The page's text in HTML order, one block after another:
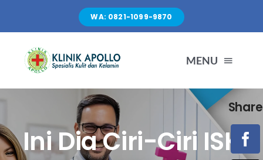
content
WA: 0821-1099-9870
MENU
TENTANG KAMI
LAYANAN
Ini Dia Ciri-Ciri ISK
Share